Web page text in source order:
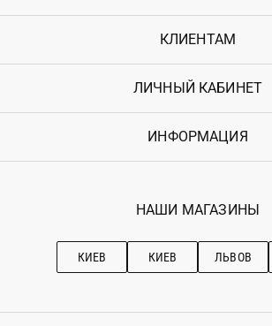
КЛИЕНТАМ
Контакты
Возврат
Гарантия
ЛИЧНЫЙ КАБИНЕТ
Войти
Ostriv Club+
ИНФОРМАЦИЯ
Наши магазини
Рекомендации по уходу
НАШИ МАГАЗИНЫ
КИЕВ КИЕВ ЛЬВОВ